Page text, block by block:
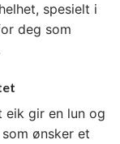
spesielt i
deg som
gir en lun og
ønsker et